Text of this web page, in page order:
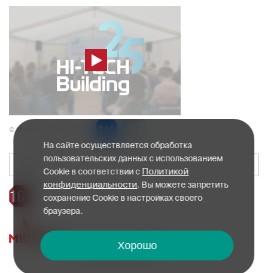
© Midexpo, 1994—2026
Политика конфиденциальности
Пользовательское соглашение
На сайте осуществляется обработка
пользовательских данных с использованием
Cookie в соответствии с
Политикой
конфиденциальности. Вы можете запретить
сохранение Cookie в настройках своего
браузера.
Хорошо